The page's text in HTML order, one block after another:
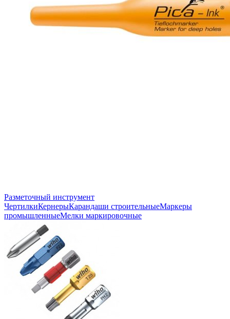
Разметочный инструмент
ЧертилкиКернерыКарандаши строительныеМаркеры
промышленныеМелки маркировочные